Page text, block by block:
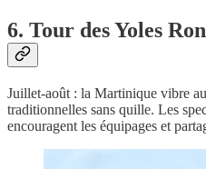
6. Tour des Yoles
Juillet-août : la Martinique vibre
traditionnelles sans quille. Les
encouragent les équipages et